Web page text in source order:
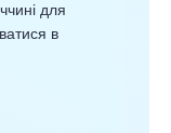
для
в